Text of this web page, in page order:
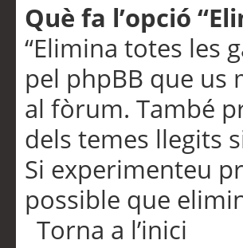
Què fa l’opció
“Elimina totes les
pel phpBB que us
al fòrum. També
dels temes llegits
Si experimenteu
possible que
Torna a l’inici